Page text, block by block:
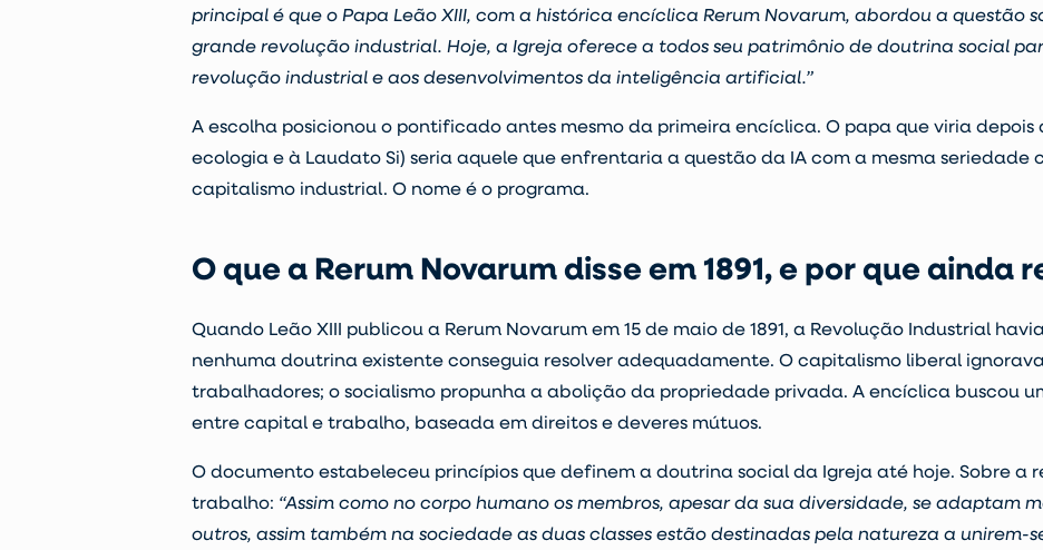
principal é que o Papa Leão XIII, com a histórica encíclica Rerum Novarum, abordou a questão
grande revolução industrial. Hoje, a Igreja oferece a todos seu patrimônio de doutrina social
revolução industrial e aos desenvolvimentos da inteligência artificial.”
A escolha posicionou o pontificado antes mesmo da primeira encíclica. O papa que viria depois
ecologia e à Laudato Si) seria aquele que enfrentaria a questão da IA com a mesma seriedade
capitalismo industrial. O nome é o programa.
O que a Rerum Novarum disse em 1891, e por que ainda
Quando Leão XIII publicou a Rerum Novarum em 15 de maio de 1891, a Revolução Industrial
nenhuma doutrina existente conseguia resolver adequadamente. O capitalismo liberal
trabalhadores; o socialismo propunha a abolição da propriedade privada. A encíclica buscou
entre capital e trabalho, baseada em direitos e deveres mútuos.
O documento estabeleceu princípios que definem a doutrina social da Igreja até hoje. Sobre a
trabalho: “Assim como no corpo humano os membros, apesar da sua diversidade, se adaptam
outros, assim também na sociedade as duas classes estão destinadas pela natureza a unirem-